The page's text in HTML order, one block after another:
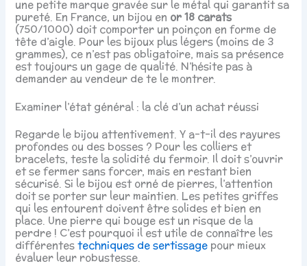
une petite marque gravée sur le métal qui garantit sa
pureté. En France, un bijou en or 18 carats
(750/1000) doit comporter un poinçon en forme de
tête d’aigle. Pour les bijoux plus légers (moins de 3
grammes), ce n’est pas obligatoire, mais sa présence
est toujours un gage de qualité. N’hésite pas à
demander au vendeur de te le montrer.
Examiner l’état général : la clé d’un achat réussi
Regarde le bijou attentivement. Y a-t-il des rayures
profondes ou des bosses ? Pour les colliers et
bracelets, teste la solidité du fermoir. Il doit s’ouvrir
et se fermer sans forcer, mais en restant bien
sécurisé. Si le bijou est orné de pierres, l’attention
doit se porter sur leur maintien. Les petites griffes
qui les entourent doivent être solides et bien en
place. Une pierre qui bouge est un risque de la
perdre ! C’est pourquoi il est utile de connaître les
différentestechniques de sertissage pour mieux
évaluer leur robustesse.